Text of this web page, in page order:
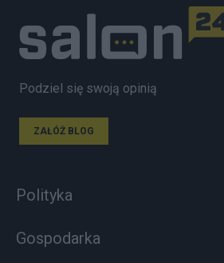
Podziel się swoją opinią
ZAŁÓŻ BLOG
Polityka
Gospodarka